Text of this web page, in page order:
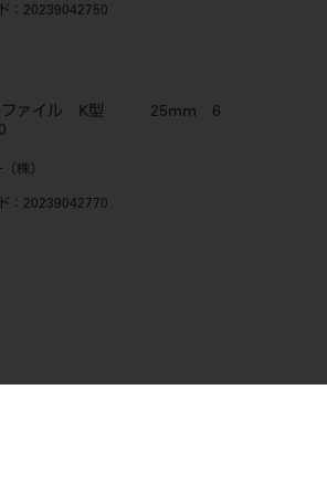
：20239042750
ファイル K型 25mm 6
株）
：20239042770